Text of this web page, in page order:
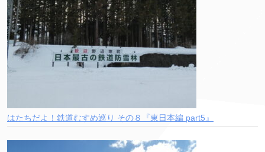
はたちだよ！鉄道むすめ巡り その８『東日本編 part5』